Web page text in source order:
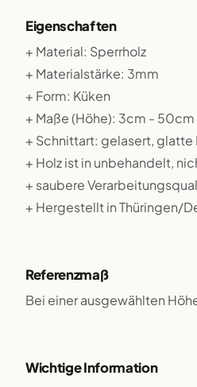
Eigenschaften
+ Material: Sperrholz
+ Materialstärke: 3mm
+ Form: Küken
+ Maße (Höhe): 3cm -
+ Schnittart: gelasert, glatte
+ Holz ist in unbehandelt,
+ saubere
+ Hergestellt in Thüringen/
Referenzmaß
Bei einer ausgewählten
Wichtige Information